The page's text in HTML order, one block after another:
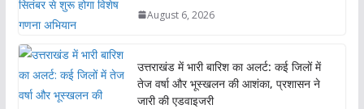
August 6, 2026
उत्तराखंड में भारी बारिश का अलर्ट: कई जिलों में
तेज वर्षा और भूस्खलन की आशंका, प्रशासन ने
जारी की एडवाइजरी